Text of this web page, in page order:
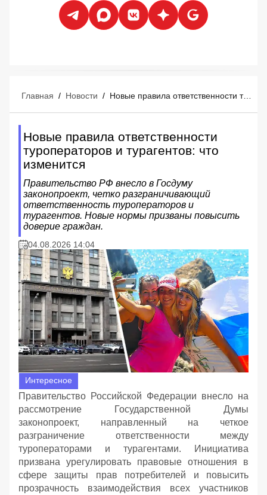
Главная / Новости / Новые правила ответственности туроператоров и турагентов: что изменится
Новые правила ответственности
туроператоров и турагентов: что
изменится
Правительство РФ внесло в Госдуму
законопроект, четко разграничивающий
ответственность туроператоров и
турагентов. Новые нормы призваны повысить
доверие граждан.
04.08.2026 14:04
Интересное
Правительство Российской Федерации внесло на
рассмотрение Государственной Думы
законопроект, направленный на четкое
разграничение ответственности между
туроператорами и турагентами. Инициатива
призвана урегулировать правовые отношения в
сфере защиты прав потребителей и повысить
прозрачность взаимодействия всех участников